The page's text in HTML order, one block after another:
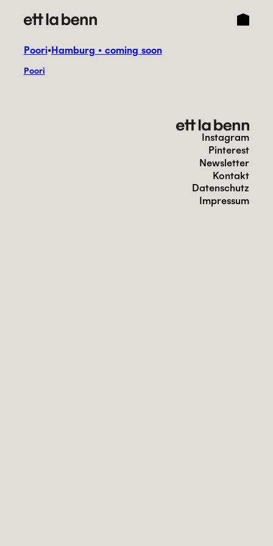
Direkt
zum
wechseln
Poori•Hamburg • coming soon
Poori
Instagram
Pinterest
Newsletter
Kontakt
Datenschutz
Impressum